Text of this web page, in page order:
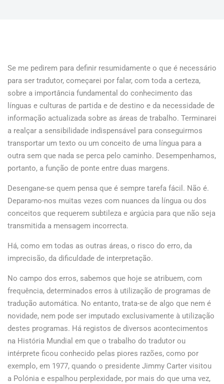
Se me pedirem para definir resumidamente o que é necessário
para ser tradutor, começarei por falar, com toda a certeza,
sobre a importância fundamental do conhecimento das
línguas e culturas de partida e de destino e da necessidade de
informação actualizada sobre as áreas de trabalho. Terminarei
a realçar a sensibilidade indispensável para conseguirmos
transportar um texto ou um conceito de uma língua para a
outra sem que nada se perca pelo caminho. Desempenhamos,
portanto, a função de ponte entre duas margens.
Desengane-se quem pensa que é sempre tarefa fácil. Não é.
Deparamo-nos muitas vezes com nuances da língua ou dos
conceitos que requerem subtileza e argúcia para que não seja
transmitida a mensagem incorrecta.
Há, como em todas as outras áreas, o risco do erro, da
imprecisão, da dificuldade de interpretação.
No campo dos erros, sabemos que hoje se atribuem, com
frequência, determinados erros à utilização de programas de
tradução automática. No entanto, trata-se de algo que nem é
novidade, nem pode ser imputado exclusivamente à utilização
destes programas. Há registos de diversos acontecimentos
na História Mundial em que o trabalho do tradutor ou
intérprete ficou conhecido pelas piores razões, como por
exemplo, em 1977, quando o presidente Jimmy Carter visitou
a Polónia e espalhou perplexidade, por mais do que uma vez,